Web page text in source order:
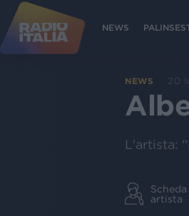
NEWS
NEWS 20
L'artista:
Scheda
artista